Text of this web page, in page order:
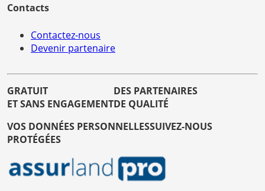
Contacts
Contactez-nous
Devenir partenaire
GRATUIT
ET SANS ENGAGEMENT
DES PARTENAIRES
DE QUALITÉ
VOS DONNÉES PERSONNELLES
PROTÉGÉES
SUIVEZ-NOUS